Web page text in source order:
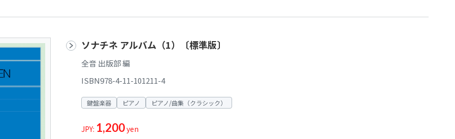
ソナチネ アルバム（1）〔標準版〕
全音 出版部 編
ISBN978-4-11-101211-4
鍵盤楽器 ピアノ ピアノ/曲集（クラシック）
JPY: 1,200yen